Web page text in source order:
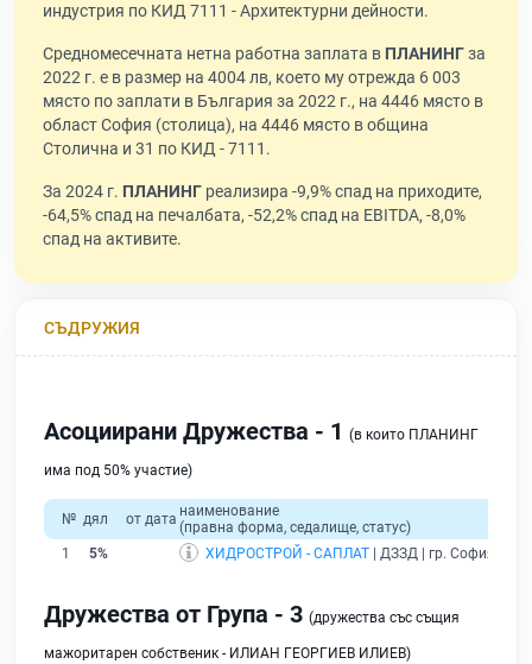
индустрия по КИД 7111 - Архитектурни дейности.
Средномесечната нетна работна заплата в ПЛАНИНГза
2022 г. е в размер на 4004 лв, което му отрежда 6 003
място по заплати в България за 2022 г., на 4446 място в
област София (столица), на 4446 място в община
Столична и 31 по КИД - 7111.
За 2024 г. ПЛАНИНГ реализира -9,9% спад на приходите,
-64,5% спад на печалбата, -52,2% спад на EBITDA, -8,0%
спад на активите.
СЪДРУЖИЯ
Асоциирани Дружества - 1 (в които ПЛАНИНГ
има под 50% участие)
№ дял от дата наименование
(правна форма, седалище, статус)
1
5% ХИДРОСТРОЙ - САПЛАТ | ДЗЗД | гр. София |
Дружества от Група - 3 (дружества със същия
мажоритарен собственик - ИЛИАН ГЕОРГИЕВ ИЛИЕВ)